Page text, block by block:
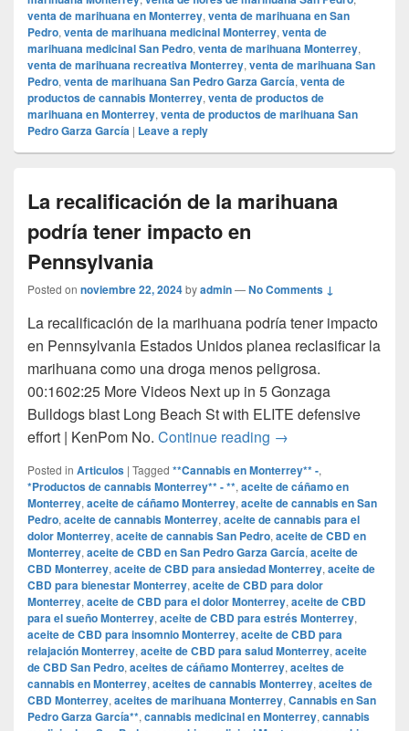
venta de marihuana en Monterrey, venta de marihuana en San
Pedro, venta de marihuana medicinal Monterrey, venta de
marihuana medicinal San Pedro, venta de marihuana Monterrey,
venta de marihuana recreativa Monterrey, venta de marihuana San
Pedro, venta de marihuana San Pedro Garza García, venta de
productos de cannabis Monterrey, venta de productos de
marihuana en Monterrey, venta de productos de marihuana San
Pedro Garza García | Leave a reply
La recalificación de la marihuana
podría tener impacto en
Pennsylvania
Posted on noviembre 22, 2024byadmin—No Comments ↓
La recalificación de la marihuana podría tener impacto
en Pennsylvania Estados Unidos planea reclasificar la
marihuana como una droga menos peligrosa.
00:1602:25 More Videos Next up in 5 Gonzaga
Bulldogs blast Long Beach St with ELITE defensive
effort | KenPom No. Continue reading La recalificación de
→
Posted in Articulos | Tagged **Cannabis en Monterrey** -,
*Productos de cannabis Monterrey** - **, aceite de cáñamo en
Monterrey, aceite de cáñamo Monterrey, aceite de cannabis en San
Pedro, aceite de cannabis Monterrey, aceite de cannabis para el
dolor Monterrey, aceite de cannabis San Pedro, aceite de CBD en
Monterrey, aceite de CBD en San Pedro Garza García, aceite de
CBD Monterrey, aceite de CBD para ansiedad Monterrey, aceite de
CBD para bienestar Monterrey, aceite de CBD para dolor
Monterrey, aceite de CBD para el dolor Monterrey, aceite de CBD
para el sueño Monterrey, aceite de CBD para estrés Monterrey,
aceite de CBD para insomnio Monterrey, aceite de CBD para
relajación Monterrey, aceite de CBD para salud Monterrey, aceite
de CBD San Pedro, aceites de cáñamo Monterrey, aceites de
cannabis en Monterrey, aceites de cannabis Monterrey, aceites de
CBD Monterrey, aceites de marihuana Monterrey, Cannabis en San
Pedro Garza García**, cannabis medicinal en Monterrey, cannabis